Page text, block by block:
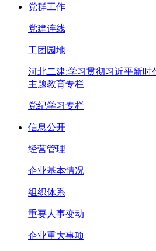
党群工作
党建连线
工团园地
河北二建:学习贯彻习近平新时
主题教育专栏
党纪学习专栏
信息公开
经营管理
企业基本情况
组织体系
重要人事变动
企业重大事项